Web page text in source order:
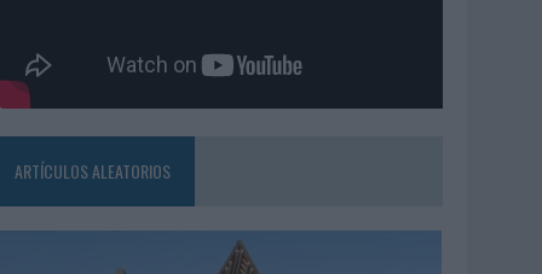
ARTÍCULOS ALEATORIOS